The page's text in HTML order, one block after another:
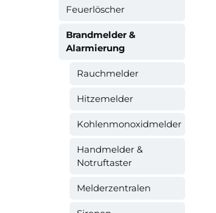
Feuerlöscher
Brandmelder &
Alarmierung
Rauchmelder
Hitzemelder
Kohlenmonoxidmelder
Handmelder &
Notruftaster
Melderzentralen